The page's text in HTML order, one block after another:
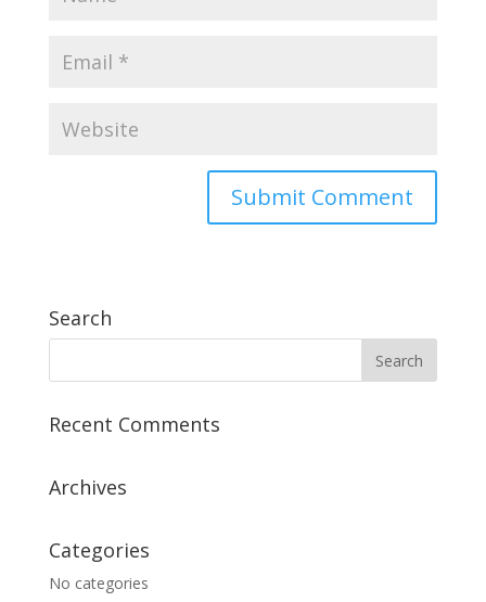
Search
Recent Comments
Archives
Categories
No categories